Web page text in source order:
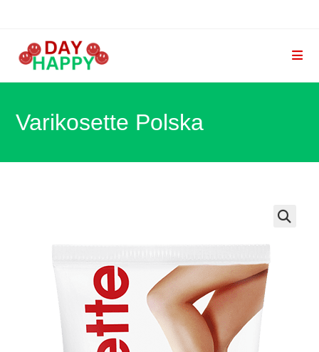
Varikosette Polska